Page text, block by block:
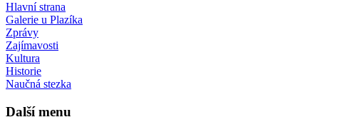
Hlavní strana
Galerie u Plazíka
Zprávy
Zajímavosti
Kultura
Historie
Naučná stezka
Další menu